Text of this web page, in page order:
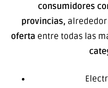
consumidores
provincias, alrededor
oferta entre todas las